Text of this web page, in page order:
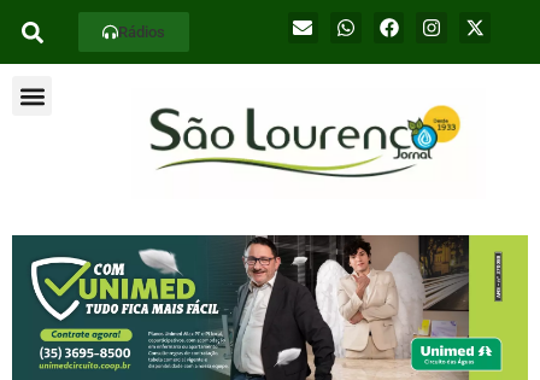
Rádios